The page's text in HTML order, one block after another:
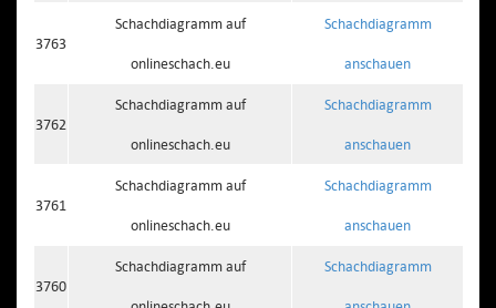
3763
Schachdiagramm auf
onlineschach.eu
Schachdiagramm
anschauen
3762
Schachdiagramm auf
onlineschach.eu
Schachdiagramm
anschauen
3761
Schachdiagramm auf
onlineschach.eu
Schachdiagramm
anschauen
3760
Schachdiagramm auf Schachdiagramm